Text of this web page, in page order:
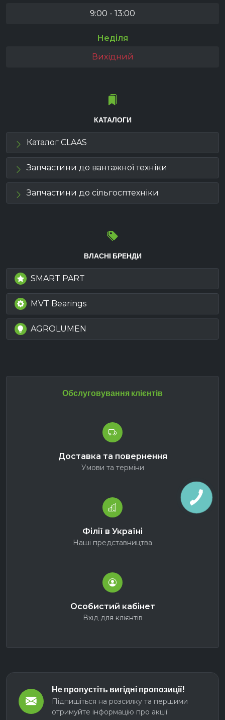
9:00 - 13:00
Неділя
Вихідний
КАТАЛОГИ
Каталог CLAAS
Запчастини до вантажної техніки
Запчастини до сільгосптехніки
ВЛАСНІ БРЕНДИ
SMART PART
MVT Bearings
AGROLUMEN
Обслуговування клієнтів
Доставка та повернення
Умови та терміни
Філії в Україні
Наші представництва
Особистий кабінет
Вхід для клієнтів
Не пропустіть вигідні пропозиції!
Підпишіться на розсилку та першими
отримуйте інформацію про акції